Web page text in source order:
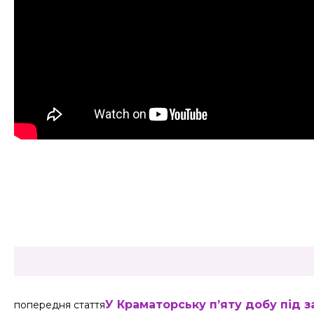
попередня статтяУ Краматорську пʼяту добу під